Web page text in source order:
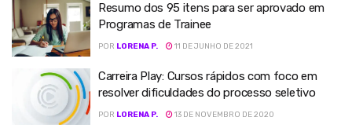
Resumo dos 95 itens para ser aprovado em
Programas de Trainee
POR LORENA P. 11 DE JUNHO DE 2021
Carreira Play: Cursos rápidos com foco em
resolver dificuldades do processo seletivo
POR LORENA P. 13 DE NOVEMBRO DE 2020